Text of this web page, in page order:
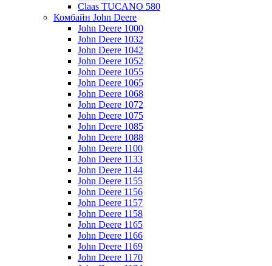
Claas TUCANO 580
Комбайн John Deere
John Deere 1000
John Deere 1032
John Deere 1042
John Deere 1052
John Deere 1055
John Deere 1065
John Deere 1068
John Deere 1072
John Deere 1075
John Deere 1085
John Deere 1088
John Deere 1100
John Deere 1133
John Deere 1144
John Deere 1155
John Deere 1156
John Deere 1157
John Deere 1158
John Deere 1165
John Deere 1166
John Deere 1169
John Deere 1170